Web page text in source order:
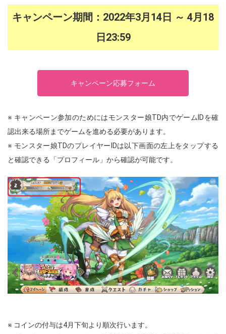
キャンペーン期間：2022年3月14日 ～ 4月18
日23:59
キャンペーン応募フォーム
※ キャンペーン参加のためにはモンスター娘TD内でゲームIDを確
認出来る場所までゲームを進める必要があります。
※ モンスター娘TDのプレイヤーIDは以下画面の左上をタップする
と確認できる「プロフィール」から確認が可能です。
※ コインの付与は4月下旬より順次行います。